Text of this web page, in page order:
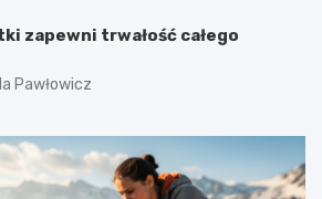
zapewni trwałość całego
Pawłowicz